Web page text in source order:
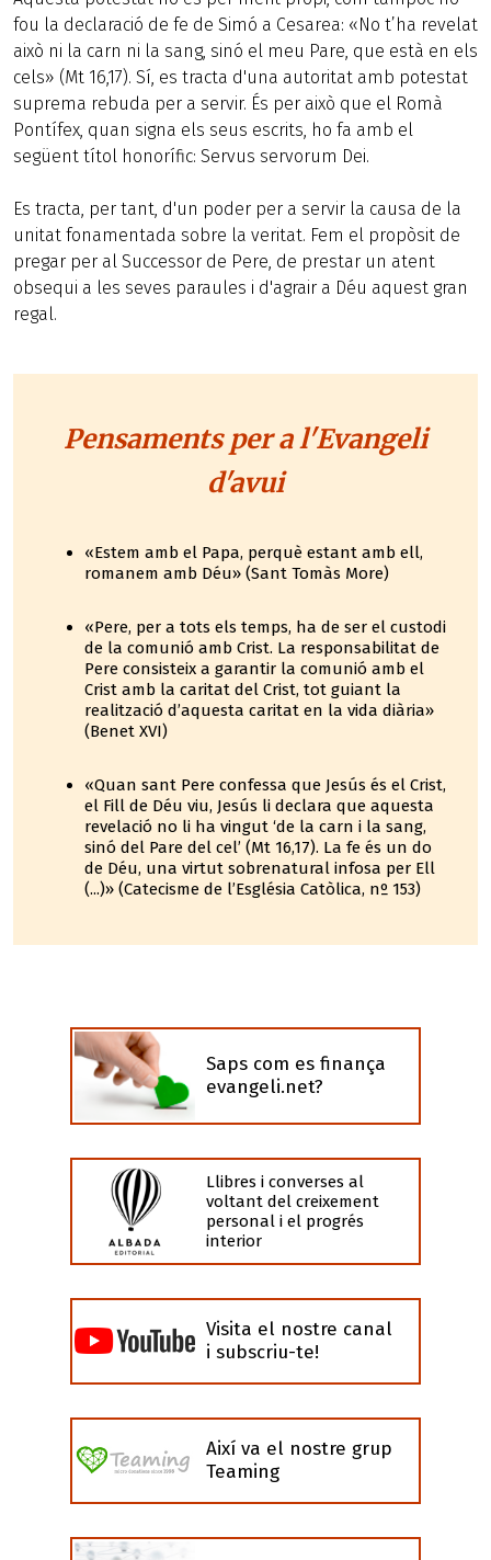
fou la declaració de fe de Simó a Cesarea: «No t’ha revelat
això ni la carn ni la sang, sinó el meu Pare, que està en els
cels» (Mt 16,17). Sí, es tracta d'una autoritat amb potestat
suprema rebuda per a servir. És per això que el Romà
Pontífex, quan signa els seus escrits, ho fa amb el
següent títol honorífic: Servus servorum Dei.
Es tracta, per tant, d'un poder per a servir la causa de la
unitat fonamentada sobre la veritat. Fem el propòsit de
pregar per al Successor de Pere, de prestar un atent
obsequi a les seves paraules i d'agrair a Déu aquest gran
regal.
Pensaments per a l'Evangeli
d'avui
«Estem amb el Papa, perquè estant amb ell,
romanem amb Déu» (Sant Tomàs More)
«Pere, per a tots els temps, ha de ser el custodi
de la comunió amb Crist. La responsabilitat de
Pere consisteix a garantir la comunió amb el
Crist amb la caritat del Crist, tot guiant la
realització d’aquesta caritat en la vida diària»
(Benet XVI)
«Quan sant Pere confessa que Jesús és el Crist,
el Fill de Déu viu, Jesús li declara que aquesta
revelació no li ha vingut ‘de la carn i la sang,
sinó del Pare del cel’ (Mt 16,17). La fe és un do
de Déu, una virtut sobrenatural infosa per Ell
(...)» (Catecisme de l’Església Catòlica, nº 153)
Saps com es finança
evangeli.net?
Llibres i converses al
voltant del creixement
personal i el progrés
interior
Visita el nostre canal
i subscriu-te!
Així va el nostre grup
Teaming